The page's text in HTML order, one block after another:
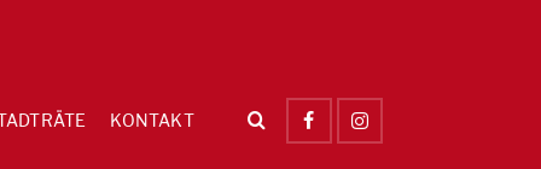
KONTAKT